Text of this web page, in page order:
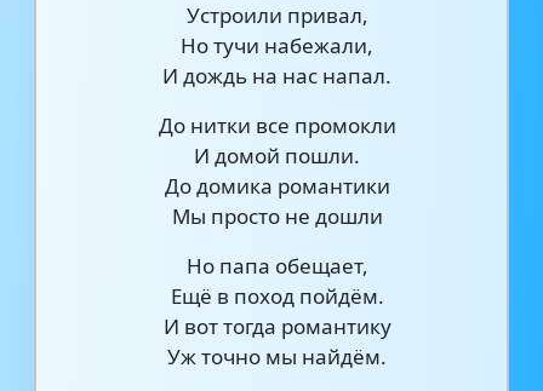
Устроили привал,
Но тучи набежали,
И дождь на нас напал.
До нитки все промокли
И домой пошли.
До домика романтики
Мы просто не дошли
Но папа обещает,
Ещё в поход пойдём.
И вот тогда романтику
Уж точно мы найдём.